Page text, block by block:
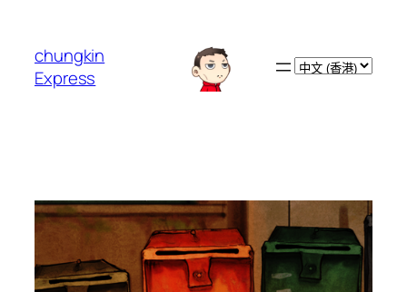
chungkin
Express
Choose